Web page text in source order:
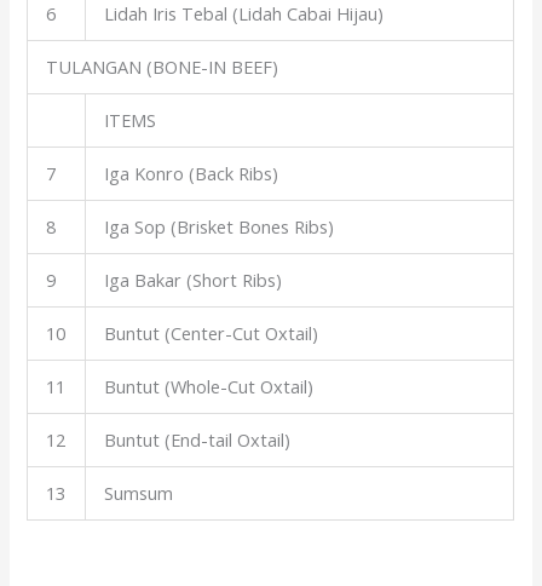
6 Lidah Iris Tebal (Lidah Cabai Hijau)
TULANGAN (BONE-IN BEEF)
ITEMS
7 Iga Konro (Back Ribs)
8 Iga Sop (Brisket Bones Ribs)
9 Iga Bakar (Short Ribs)
10 Buntut (Center-Cut Oxtail)
11 Buntut (Whole-Cut Oxtail)
12 Buntut (End-tail Oxtail)
13 Sumsum